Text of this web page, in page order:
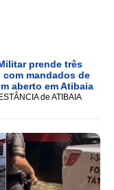
prende três
com mandados de
aberto em Atibaia
de ATIBAIA